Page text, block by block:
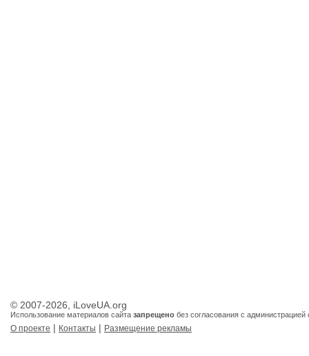
© 2007-2026, iLoveUA.org
Использование материалов сайта запрещено без согласования с администрацией
О проекте | Контакты | Размещение рекламы